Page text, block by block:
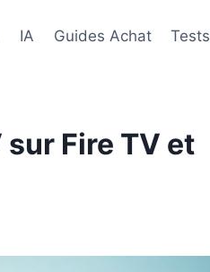
IA Guides Achat Tests
Fire TV et